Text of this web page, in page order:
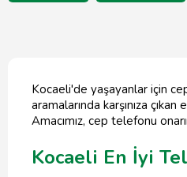
Kocaeli'de yaşayanlar için
aramalarında karşınıza
Amacımız, cep telefonu
Kocaeli En İyi